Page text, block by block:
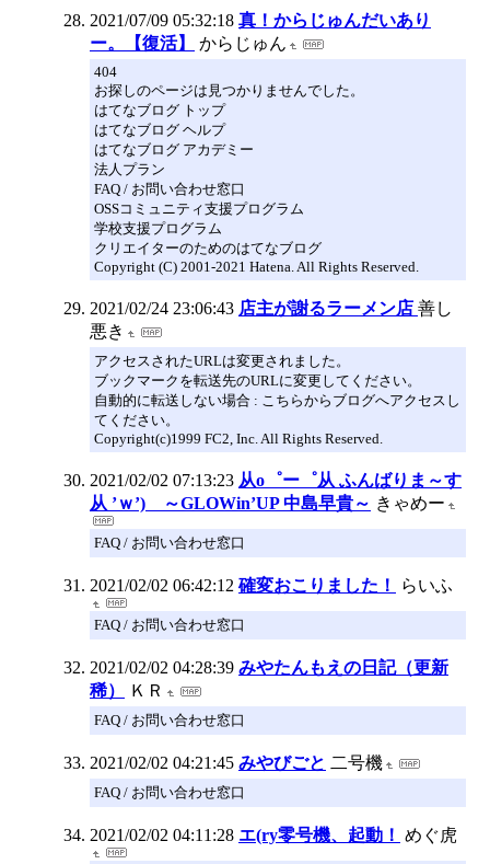
2021/07/09 05:32:18 真！からじゅんだいあり
ー。【復活】
からじゅん
404
お探しのページは見つかりませんでした。
はてなブログ トップ
はてなブログ ヘルプ
はてなブログ アカデミー
法人プラン
FAQ / お問い合わせ窓口
OSSコミュニティ支援プログラム
学校支援プログラム
クリエイターのためのはてなブログ
Copyright (C) 2001-2021 Hatena. All Rights Reserved.
2021/02/24 23:06:43 店主が謝るラーメン店 善し
悪き
アクセスされたURLは変更されました。
ブックマークを転送先のURLに変更してください。
自動的に転送しない場合 : こちらからブログへアクセスし
てください。
Copyright(c)1999 FC2, Inc. All Rights Reserved.
2021/02/02 07:13:23 从o゜ー゜从 ふんばりま～す
从 ’ｗ’) ～GLOWin’UP 中島早貴～ きゃめー
FAQ / お問い合わせ窓口
2021/02/02 06:42:12 確変おこりました！ らいふ
FAQ / お問い合わせ窓口
2021/02/02 04:28:39 みやたんもえの日記（更新
稀）
ＫＲ
FAQ / お問い合わせ窓口
2021/02/02 04:21:45 みやびごと 二号機
FAQ / お問い合わせ窓口
2021/02/02 04:11:28 エ(ry零号機、起動！ めぐ虎